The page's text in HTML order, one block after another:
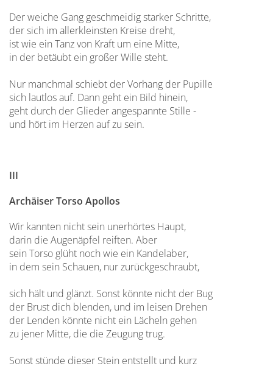
Der weiche Gang geschmeidig starker Schritte,
der sich im allerkleinsten Kreise dreht,
ist wie ein Tanz von Kraft um eine Mitte,
in der betäubt ein großer Wille steht.
Nur manchmal schiebt der Vorhang der Pupille
sich lautlos auf. Dann geht ein Bild hinein,
geht durch der Glieder angespannte Stille -
und hört im Herzen auf zu sein.
III
Archäiser Torso Apollos
Wir kannten nicht sein unerhörtes Haupt,
darin die Augenäpfel reiften. Aber
sein Torso glüht noch wie ein Kandelaber,
in dem sein Schauen, nur zurückgeschraubt,
sich hält und glänzt. Sonst könnte nicht der Bug
der Brust dich blenden, und im leisen Drehen
der Lenden könnte nicht ein Lächeln gehen
zu jener Mitte, die die Zeugung trug.
Sonst stünde dieser Stein entstellt und kurz